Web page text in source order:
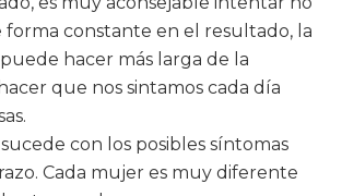
forma constante en el resultado, la
hacer más larga de la
que nos sintamos cada día
con los posibles síntomas
Cada mujer es muy diferente